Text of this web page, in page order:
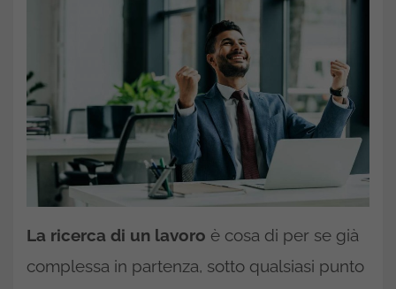
La ricerca di un lavoro è cosa di per se già
complessa in partenza, sotto qualsiasi punto